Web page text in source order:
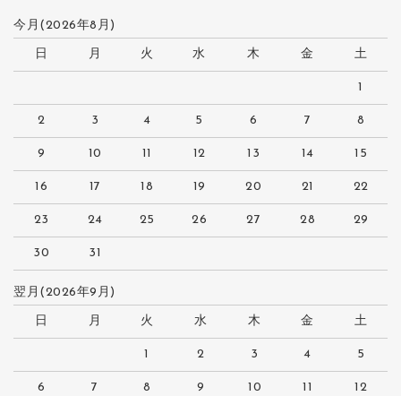
今月(2026年8月)
日 月 火 水 木 金 土
1
2 3 4 5 6 7 8
9 10 11 12 13 14 15
16 17 18 19 20 21 22
23 24 25 26 27 28 29
30 31
翌月(2026年9月)
日 月 火 水 木 金 土
1 2 3 4 5
6 7 8 9 10 11 12